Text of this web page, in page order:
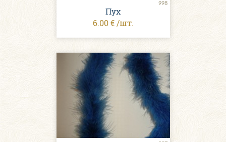
998
Пух
6.00 € /шт.